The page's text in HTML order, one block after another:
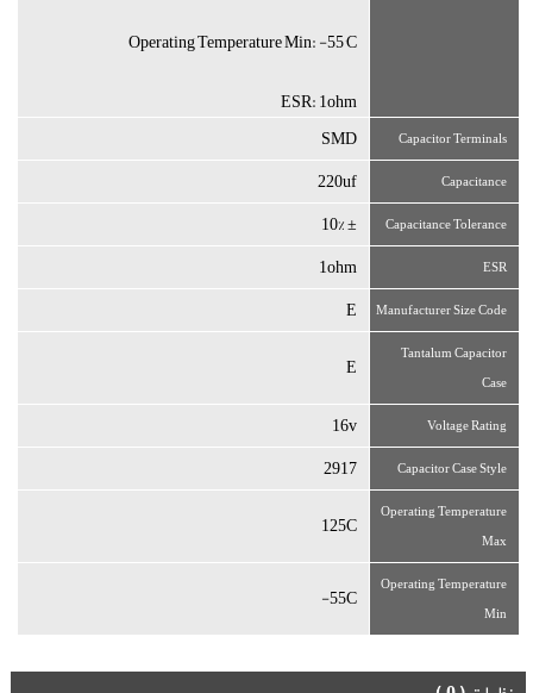
Operating Temperature Min: -55°C
ESR: 1ohm
SMD Capacitor Terminals
220uf Capacitance
± 10% Capacitance Tolerance
1ohm ESR
E Manufacturer Size Code
E
Tantalum Capacitor
Case
16v Voltage Rating
2917 Capacitor Case Style
125C
Operating Temperature
Max
55C-
Operating Temperature
Min